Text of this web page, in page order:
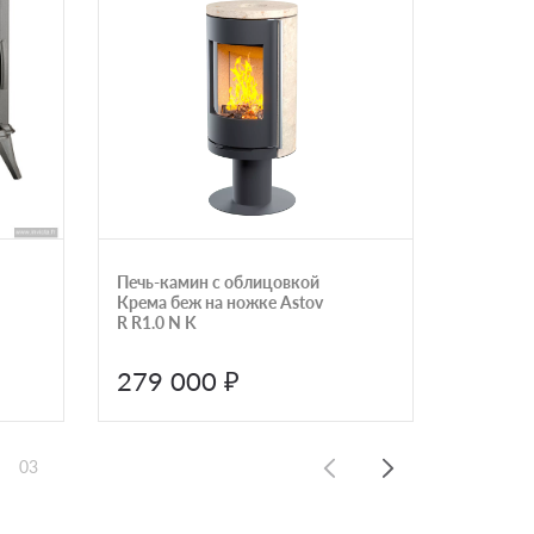
Печь-камин с облицовкой
Крема беж на ножке Astov
R R1.0 N K
279 000 ₽
03